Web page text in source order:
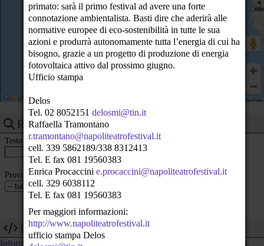
Ricerca eventi
Testo
Provincia
Dev
Informazioni tecniche su come utilizzare i dati di questo calendario
primato: sarà il primo festival ad avere una forte
connotazione ambientalista. Basti dire che aderirà alle
normative europee di eco-sostenibilità in tutte le sua
azioni e produrrà autonomamente tutta l’energia di cui ha
bisogno, grazie a un progetto di produzione di energia
fotovoltaica attivo dal prossimo giugno.
Ufficio stampa
Delos
Tel. 02 8052151delosmi@tin.it
Raffaella Tramontano
r.tramontano@napoliteatrofestival.it
cell. 339 5862189/338 8312413
Tel. E fax 081 19560383
Enrica Procaccinie.procaccini@napoliteatrofestival.it
cell. 329 6038112
Tel. E fax 081 19560383
Per maggiori informazioni:
http://www.napoliteatrofestival.it
ufficio stampa Delos